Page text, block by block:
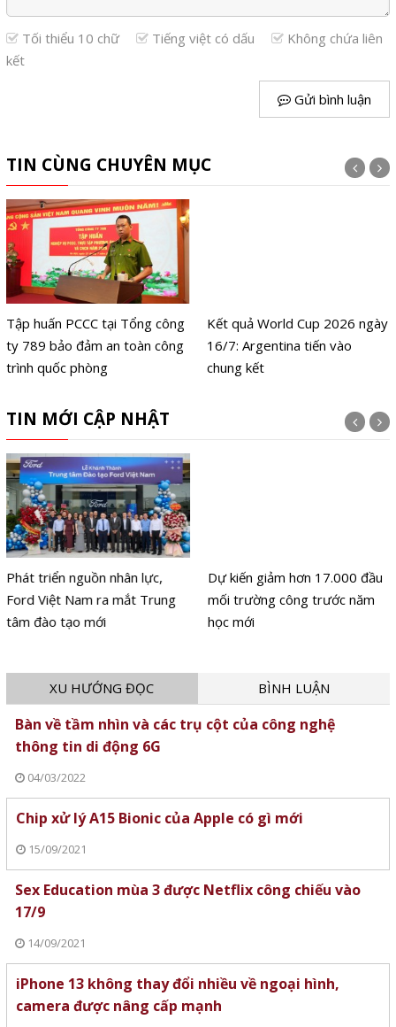
Tối thiểu 10 chữ Tiếng việt có dấu
Không chứa liên
kết
Gửi bình luận
TIN CÙNG CHUYÊN MỤC
Tập huấn PCCC tại Tổng công
ty 789 bảo đảm an toàn công
trình quốc phòng
Kết quả World Cup 2026 ngày
16/7: Argentina tiến vào
chung kết
TIN MỚI CẬP NHẬT
Phát triển nguồn nhân lực,
Ford Việt Nam ra mắt Trung
tâm đào tạo mới
Dự kiến giảm hơn 17.000 đầu
mối trường công trước năm
học mới
XU HƯỚNG ĐỌC BÌNH LUẬN
Bàn về tầm nhìn và các trụ cột của công nghệ
thông tin di động 6G
04/03/2022
Chip xử lý A15 Bionic của Apple có gì mới
15/09/2021
Sex Education mùa 3 được Netflix công chiếu vào
17/9
14/09/2021
iPhone 13 không thay đổi nhiều về ngoại hình,
camera được nâng cấp mạnh